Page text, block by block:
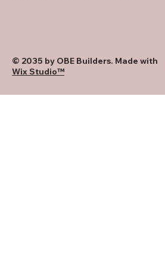
© 2035 by OBE Builders. Made with
Wix Studio™